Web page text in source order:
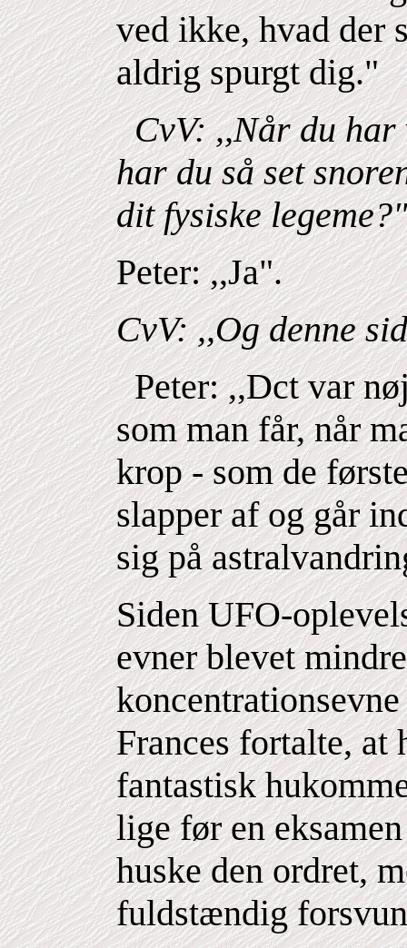
ved ikke, hvad der
aldrig spurgt dig."
CvV: ,,Når du
har du så set
dit fysiske legeme?"
Peter: ,,Ja".
CvV: ,,Og denne
Peter: ,,Dct var
som man får, når
krop-som de
slapper af og går
sig på
Siden UFO-
evner blevet
Frances fortalte, at
fantastisk
lige før en
huske den ordret,
fuldstændig